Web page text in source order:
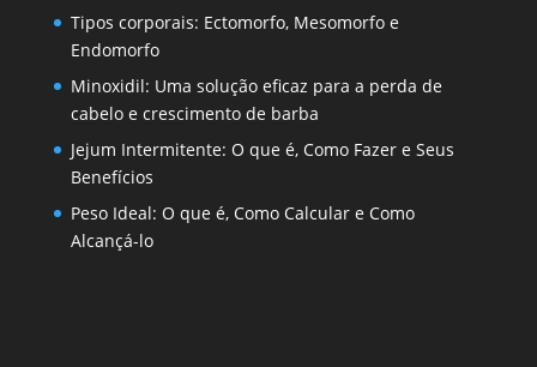
Tipos corporais: Ectomorfo, Mesomorfo e
Endomorfo
Minoxidil: Uma solução eficaz para a perda de
cabelo e crescimento de barba
Jejum Intermitente: O que é, Como Fazer e Seus
Benefícios
Peso Ideal: O que é, Como Calcular e Como
Alcançá-lo